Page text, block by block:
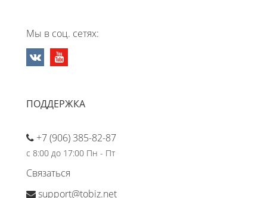
Мы в соц. сетях:
ПОДДЕРЖКА
+7 (906) 385-82-87
с 8:00 до 17:00 Пн - Пт
Связаться
support@tobiz.net